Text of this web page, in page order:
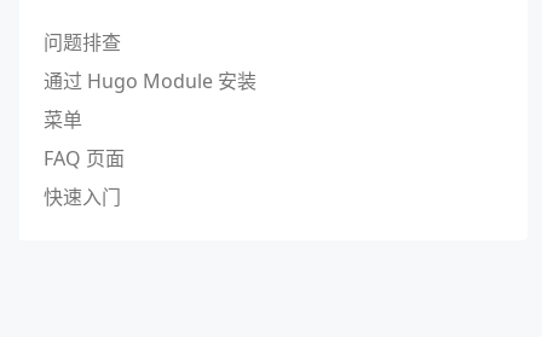
问题排查
通过 Hugo Module 安装
菜单
FAQ 页面
快速入门